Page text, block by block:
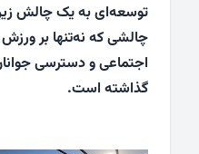
توسعه‌ای به یک چالش
چالشی که نه‌تنها بر
اجتماعی و دسترسی
گذاشته است.